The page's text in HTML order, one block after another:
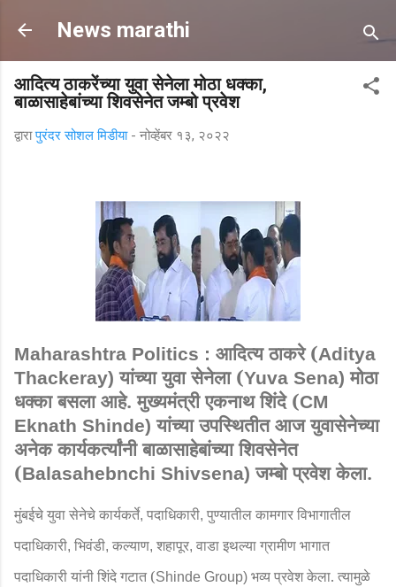
मुख्य सामग्रीवर वगळा
News marathi
आदित्य ठाकरेंच्या युवा सेनेला मोठा धक्का,
बाळासाहेबांच्या शिवसेनेत जम्बो प्रवेश
द्वारापुरंदर सोशल मिडीया - नोव्हेंबर १३, २०२२
Maharashtra Politics : आदित्य ठाकरे (Aditya
Thackeray)यांच्या युवा सेनेला (Yuva Sena)मोठा
धक्का बसला आहे. मुख्यमंत्री एकनाथ शिंदे (CM
Eknath Shinde)यांच्या उपस्थितीत आज युवासेनेच्या
अनेक कार्यकर्त्यांनी बाळासाहेबांच्या शिवसेनेत
(Balasahebnchi Shivsena)जम्बो प्रवेश केला.
मुंबईचे युवा सेनेचे कार्यकर्ते, पदाधिकारी, पुण्यातील कामगार विभागातील
पदाधिकारी, भिवंडी, कल्याण, शहापूर, वाडा इथल्या ग्रामीण भागात
पदाधिकारी यांनी शिंदे गटात (Shinde Group) भव्य प्रवेश केला. त्यामुळे